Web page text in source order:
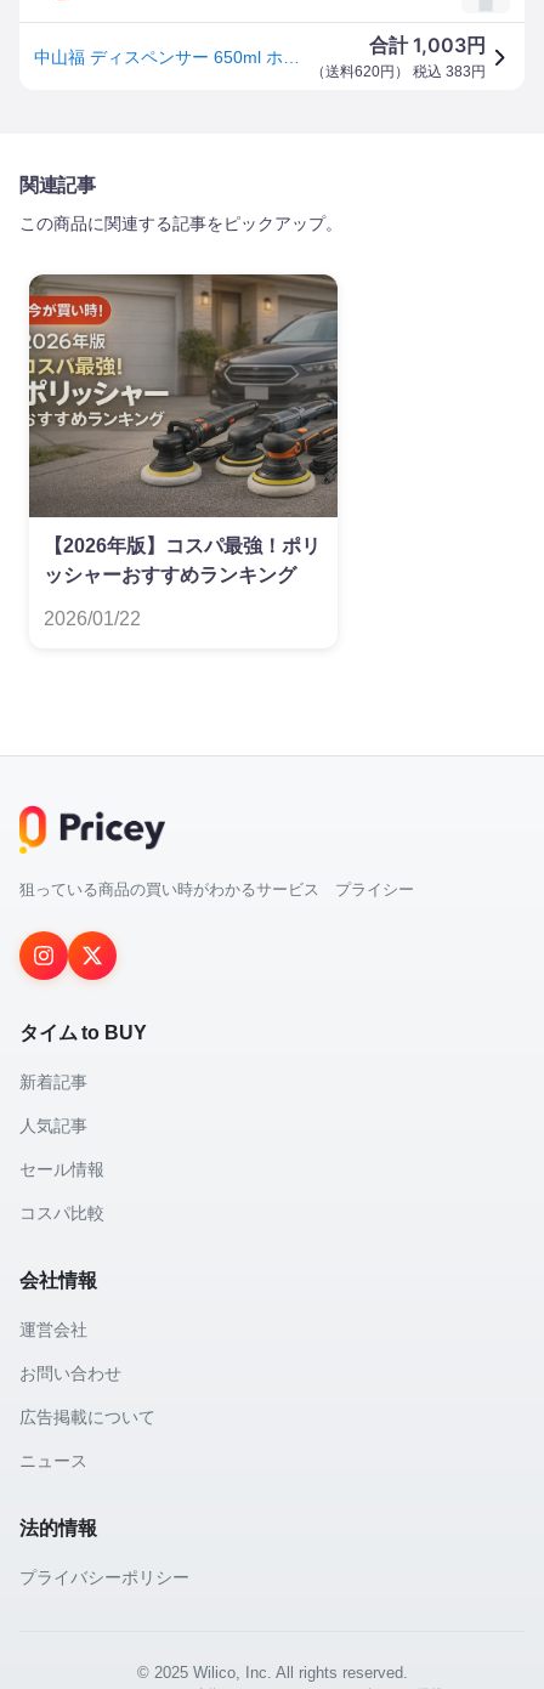
合計1,003円
（送料620円 ） 税込 383 円
関連記事
この商品に関連する記事をピックアップ。
【2026年版】コスパ最強！ポリ
ッシャーおすすめランキング
2026/01/22
狙っている商品の買い時がわかるサービス プライシー
タイム to BUY
新着記事
人気記事
セール情報
コスパ比較
会社情報
運営会社
お問い合わせ
広告掲載について
ニュース
法的情報
プライバシーポリシー
© 2025 Wilico, Inc. All rights reserved.